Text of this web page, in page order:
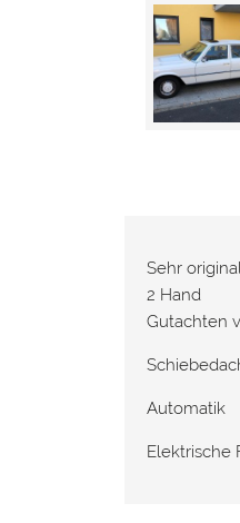
Sehr
2 Hand
Gutachten
Automatik
Elektrische